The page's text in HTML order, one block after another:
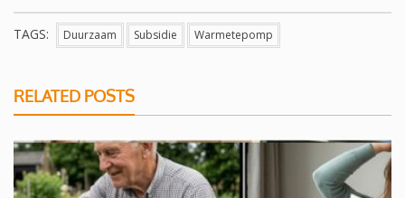
TAGS: Duurzaam Subsidie Warmetepomp
RELATED POSTS